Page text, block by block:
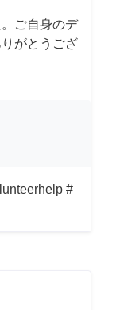
ご自身のデ
がとうござ
#